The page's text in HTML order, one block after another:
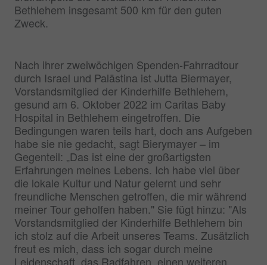
Bethlehem insgesamt 500 km für den guten
Zweck.
Nach ihrer zweiwöchigen Spenden-Fahrradtour
durch Israel und Palästina ist Jutta Biermayer,
Vorstandsmitglied der Kinderhilfe Bethlehem,
gesund am 6. Oktober 2022 im Caritas Baby
Hospital in Bethlehem eingetroffen. Die
Bedingungen waren teils hart, doch ans Aufgeben
habe sie nie gedacht, sagt Bierymayer – im
Gegenteil: „Das ist eine der großartigsten
Erfahrungen meines Lebens. Ich habe viel über
die lokale Kultur und Natur gelernt und sehr
freundliche Menschen getroffen, die mir während
meiner Tour geholfen haben." Sie fügt hinzu: "Als
Vorstandsmitglied der Kinderhilfe Bethlehem bin
ich stolz auf die Arbeit unseres Teams. Zusätzlich
freut es mich, dass ich sogar durch meine
Leidenschaft, das Radfahren, einen weiteren